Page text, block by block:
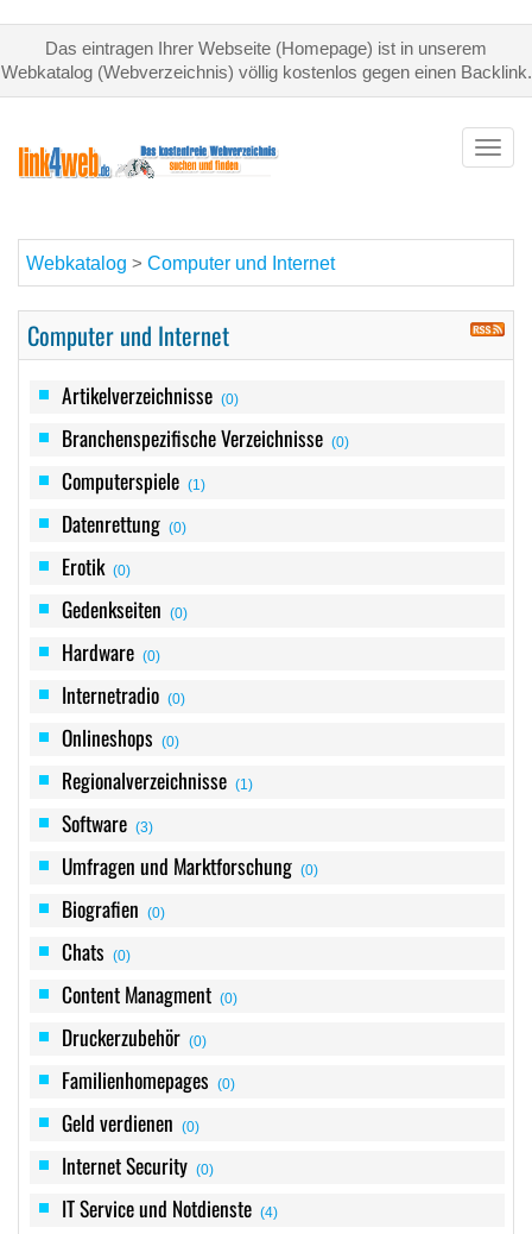
Das eintragen Ihrer Webseite (Homepage) ist in unserem
Webkatalog (Webverzeichnis) völlig kostenlos gegen einen Backlink.
Webkatalog > Computer und Internet
Computer und Internet
Artikelverzeichnisse (0)
Branchenspezifische Verzeichnisse (0)
Computerspiele (1)
Datenrettung (0)
Erotik (0)
Gedenkseiten (0)
Hardware (0)
Internetradio (0)
Onlineshops (0)
Regionalverzeichnisse (1)
Software (3)
Umfragen und Marktforschung (0)
Biografien (0)
Chats (0)
Content Managment (0)
Druckerzubehör (0)
Familienhomepages (0)
Geld verdienen (0)
Internet Security (0)
IT Service und Notdienste (4)